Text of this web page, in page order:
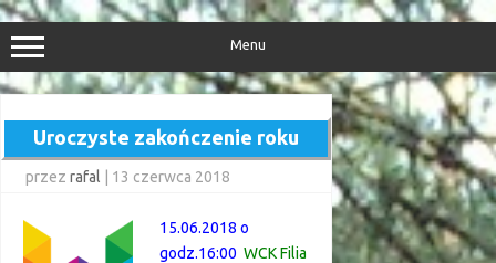
Przejdź
do
treści
Menu
Uroczyste zakończenie roku
przez rafal 13 czerwca 2018
15.06.2018 o
godz.16:00 WCK Filia